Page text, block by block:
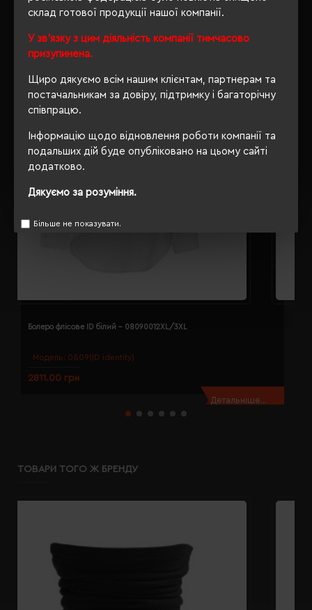
склад готової продукції нашої компанії.
У зв'язку з цим діяльність компанії тимчасово
призупинена.
Щиро дякуємо всім нашим клієнтам, партнерам та
постачальникам за довіру, підтримку і багаторічну
співпрацю.
Інформацію щодо відновлення роботи компанії та
подальших дій буде опубліковано на цьому сайті
додатково.
Дякуємо за розуміння.
Більше не показувати.
Модель: 0809(ID identity)
Болеро флісове ID білий - 08090012XL/3XL
2811.00 грн
Детальніше...
ТОВАРИ ТОГО Ж БРЕНДУ